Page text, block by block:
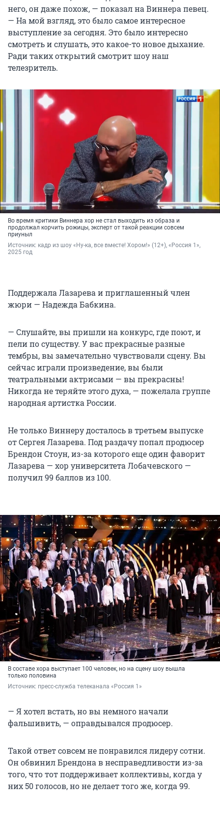
него, он даже похож, — показал на Виннера певец.
— На мой взгляд, это было самое интересное
выступление за сегодня. Это было интересно
смотреть и слушать, это какое-то новое дыхание.
Ради таких открытий смотрит шоу наш
телезритель.
Во время критики Виннера хор не стал выходить из образа и
продолжал корчить рожицы, эксперт от такой реакции совсем
приуныл
Источник: кадр из шоу «Ну-ка, все вместе! Хором!» (12+), «Россия 1»,
2025 год
Поддержала Лазарева и приглашенный член
жюри — Надежда Бабкина.
— Слушайте, вы пришли на конкурс, где поют, и
пели по существу. У вас прекрасные разные
тембры, вы замечательно чувствовали сцену. Вы
сейчас играли произведение, вы были
театральными актрисами — вы прекрасны!
Никогда не теряйте этого духа, — пожелала группе
народная артистка России.
Не только Виннеру досталось в третьем выпуске
от Сергея Лазарева. Под раздачу попал продюсер
Брендон Стоун, из-за которого еще один фаворит
Лазарева — хор университета Лобачевского —
получил 99 баллов из 100.
В составе хора выступает 100 человек, но на сцену шоу вышла
только половина
Источник: пресс-служба телеканала «Россия 1»
— Я хотел встать, но вы немного начали
фальшивить, — оправдывался продюсер.
Такой ответ совсем не понравился лидеру сотни.
Он обвинил Брендона в несправедливости из-за
того, что тот поддерживает коллективы, когда у
них 50 голосов, но не делает того же, когда 99.